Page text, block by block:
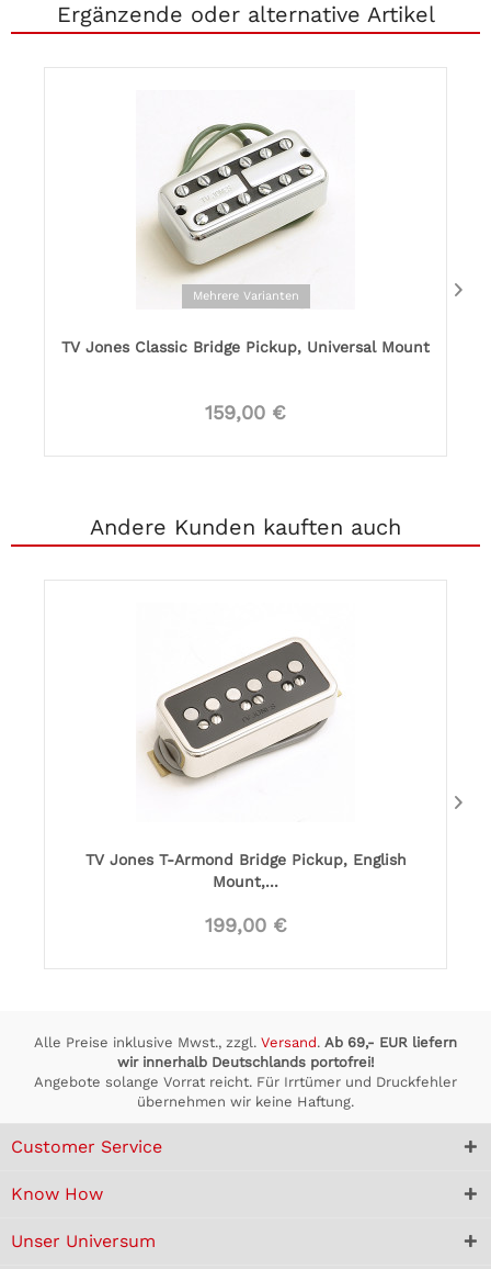
Ergänzende oder alternative Artikel
Mehrere Varianten
TV Jones Classic Bridge Pickup, Universal Mount
159,00 €
Andere Kunden kauften auch
TV Jones T-Armond Bridge Pickup, English
Mount,...
199,00 €
Alle Preise inklusive Mwst., zzgl. Versand. Ab 69,- EUR liefern
wir innerhalb Deutschlands portofrei!
Angebote solange Vorrat reicht. Für Irrtümer und Druckfehler
übernehmen wir keine Haftung.
Customer Service
Know How
Unser Universum